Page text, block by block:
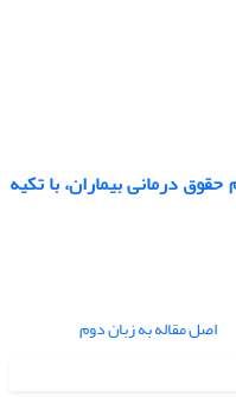
درمانی بیماران، با تکیه
اصل مقاله به زبان دوم